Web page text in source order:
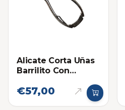
Alicate Corta Uñas
Barrilito Con
€57,00